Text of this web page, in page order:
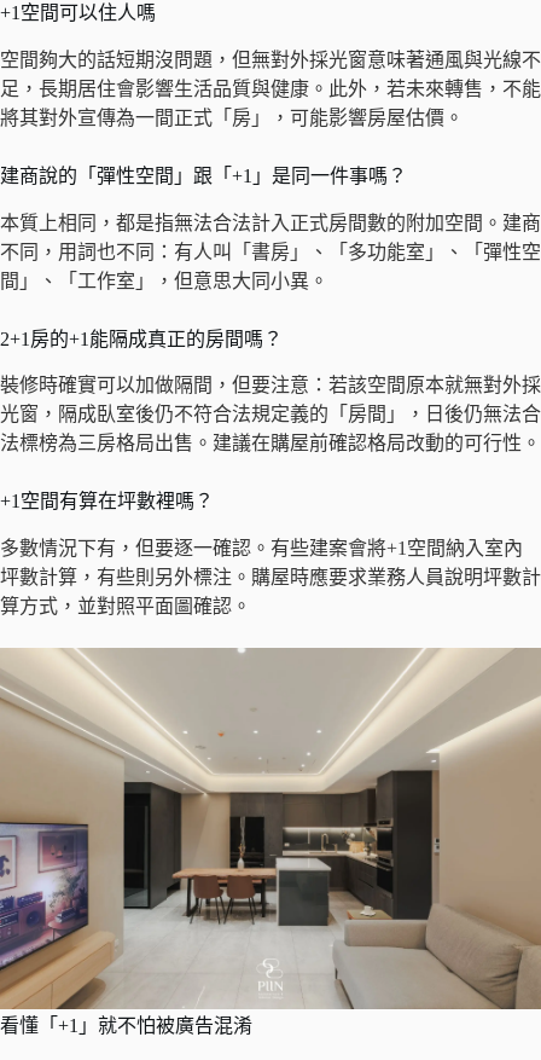
+1空間可以住人嗎
空間夠大的話短期沒問題，但無對外採光窗意味著通風與光線不
足，長期居住會影響生活品質與健康。此外，若未來轉售，不能
將其對外宣傳為一間正式「房」，可能影響房屋估價。
建商說的「彈性空間」跟「+1」是同一件事嗎？
本質上相同，都是指無法合法計入正式房間數的附加空間。建商
不同，用詞也不同：有人叫「書房」、「多功能室」、「彈性空
間」、「工作室」，但意思大同小異。
2+1房的+1能隔成真正的房間嗎？
裝修時確實可以加做隔間，但要注意：若該空間原本就無對外採
光窗，隔成臥室後仍不符合法規定義的「房間」，日後仍無法合
法標榜為三房格局出售。建議在購屋前確認格局改動的可行性。
+1空間有算在坪數裡嗎？
多數情況下有，但要逐一確認。有些建案會將+1空間納入室內
坪數計算，有些則另外標注。購屋時應要求業務人員說明坪數計
算方式，並對照平面圖確認。
看懂「+1」就不怕被廣告混淆